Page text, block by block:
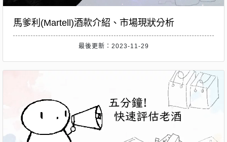
馬爹利(Martell)酒款介紹、市場現狀分析
最後更新：2023-11-29